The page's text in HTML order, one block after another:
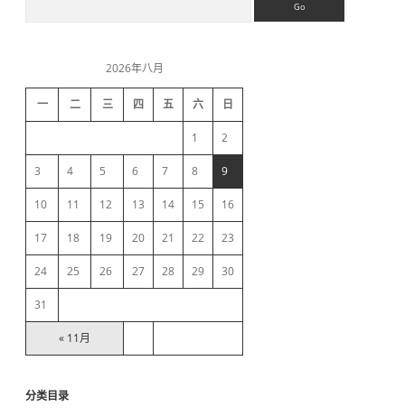
启
8
s
d
b
a
r
2026年八月
一 二 三 四 五 六 日
« 11月
1 2
3 4 5 6 7 8 9
10 11 12 13 14 15 16
17 18 19 20 21 22 23
24 25 26 27 28 29 30
31
分类目录